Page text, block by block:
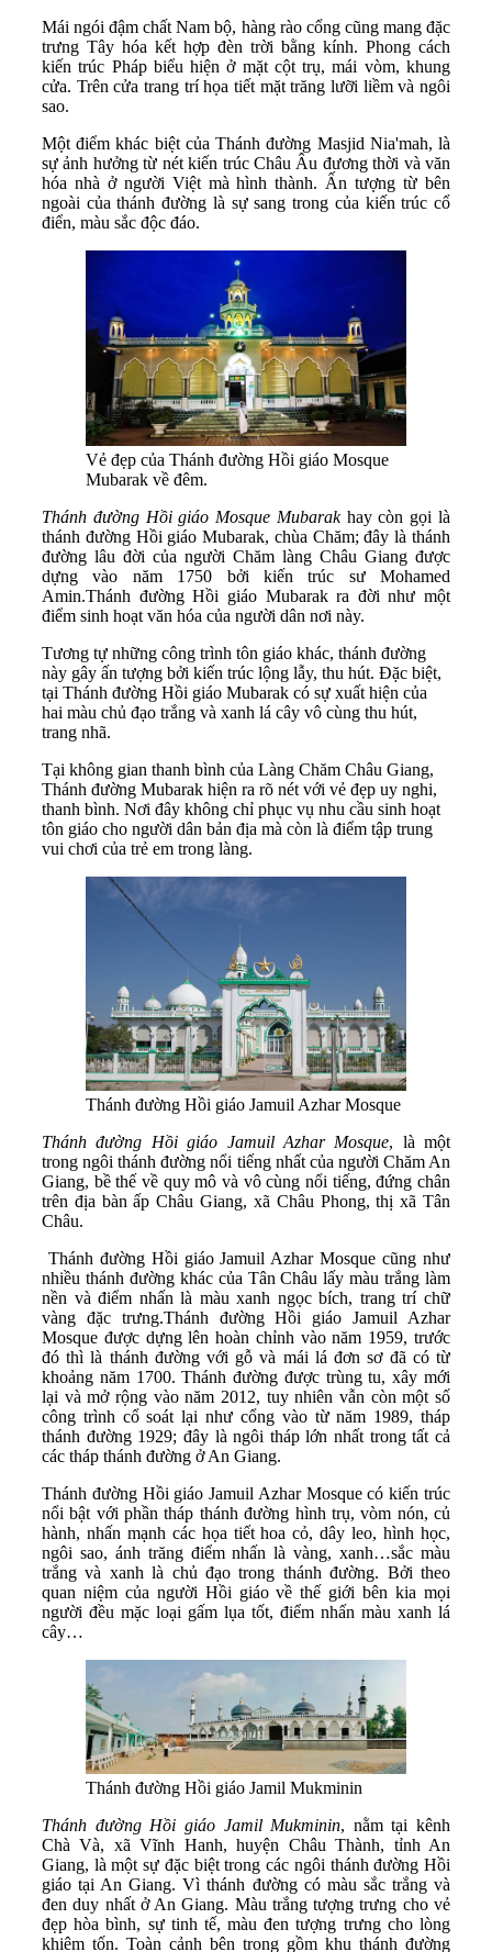
Mái ngói đậm chất Nam bộ, hàng rào cổng cũng mang đặc
trưng Tây hóa kết hợp đèn trời bằng kính. Phong cách
kiến trúc Pháp biểu hiện ở mặt cột trụ, mái vòm, khung
cửa. Trên cửa trang trí họa tiết mặt trăng lưỡi liềm và ngôi
sao.
Một điểm khác biệt của Thánh đường Masjid Nia'mah, là
sự ảnh hưởng từ nét kiến trúc Châu Âu đương thời và văn
hóa nhà ở người Việt mà hình thành. Ấn tượng từ bên
ngoài của thánh đường là sự sang trong của kiến trúc cổ
điển, màu sắc độc đáo.
Vẻ đẹp của Thánh đường Hồi giáo Mosque
Mubarak về đêm.
Thánh đường Hồi giáo Mosque Mubarakhay còn gọi là
thánh đường Hồi giáo Mubarak, chùa Chăm; đây là thánh
đường lâu đời của người Chăm làng Châu Giang được
dựng vào năm 1750 bởi kiến trúc sư Mohamed
Amin.Thánh đường Hồi giáo Mubarak ra đời như một
điểm sinh hoạt văn hóa của người dân nơi này.
Tương tự những công trình tôn giáo khác, thánh đường
này gây ấn tượng bởi kiến trúc lộng lẫy, thu hút. Đặc biệt,
tại Thánh đường Hồi giáo Mubarak có sự xuất hiện của
hai màu chủ đạo trắng và xanh lá cây vô cùng thu hút,
trang nhã.
Tại không gian thanh bình của Làng Chăm Châu Giang,
Thánh đường Mubarak hiện ra rõ nét với vẻ đẹp uy nghi,
thanh bình. Nơi đây không chỉ phục vụ nhu cầu sinh hoạt
tôn giáo cho người dân bản địa mà còn là điểm tập trung
vui chơi của trẻ em trong làng.
Thánh đường Hồi giáo Jamuil Azhar Mosque
Thánh đường Hồi giáo Jamuil Azhar Mosque, là một
trong ngôi thánh đường nổi tiếng nhất của người Chăm An
Giang, bề thế về quy mô và vô cùng nổi tiếng, đứng chân
trên địa bàn ấp Châu Giang, xã Châu Phong, thị xã Tân
Châu.
Thánh đường Hồi giáo Jamuil Azhar Mosque cũng như
nhiều thánh đường khác của Tân Châu lấy màu trắng làm
nền và điểm nhấn là màu xanh ngọc bích, trang trí chữ
vàng đặc trưng.Thánh đường Hồi giáo Jamuil Azhar
Mosque được dựng lên hoàn chỉnh vào năm 1959, trước
đó thì là thánh đường với gỗ và mái lá đơn sơ đã có từ
khoảng năm 1700. Thánh đường được trùng tu, xây mới
lại và mở rộng vào năm 2012, tuy nhiên vẫn còn một số
công trình cổ soát lại như cổng vào từ năm 1989, tháp
thánh đường 1929; đây là ngôi tháp lớn nhất trong tất cả
các tháp thánh đường ở An Giang.
Thánh đường Hồi giáo Jamuil Azhar Mosque có kiến trúc
nổi bật với phần tháp thánh đường hình trụ, vòm nón, củ
hành, nhấn mạnh các họa tiết hoa cỏ, dây leo, hình học,
ngôi sao, ánh trăng điểm nhấn là vàng, xanh…sắc màu
trắng và xanh là chủ đạo trong thánh đường. Bởi theo
quan niệm của người Hồi giáo về thế giới bên kia mọi
người đều mặc loại gấm lụa tốt, điểm nhấn màu xanh lá
cây…
Thánh đường Hồi giáo Jamil Mukminin
Thánh đường Hồi giáo Jamil Mukminin, nằm tại kênh
Chà Và, xã Vĩnh Hanh, huyện Châu Thành, tỉnh An
Giang, là một sự đặc biệt trong các ngôi thánh đường Hồi
giáo tại An Giang. Vì thánh đường có màu sắc trắng và
đen duy nhất ở An Giang. Màu trắng tượng trưng cho vẻ
đẹp hòa bình, sự tinh tế, màu đen tượng trưng cho lòng
khiêm tốn. Toàn cảnh bên trong gồm khu thánh đường